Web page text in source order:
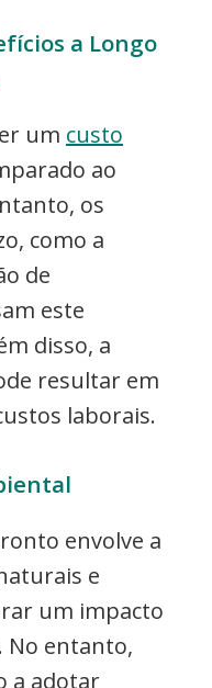
a Longo
um custo
ao
os
como a
de
este
disso, a
resultar em
laborais.
envolve a
e
um impacto
No entanto,
a adotar